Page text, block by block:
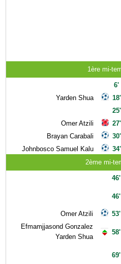
1ère mi-
Yarden Shua
Omer Atzili
Brayan Carabali
Johnbosco Samuel Kalu
6'
18'
25'
27'
30'
34'
2ème mi-
Omer Atzili
Efmamjjasond Gonzalez
Yarden Shua
46'
46'
53'
58'
69'